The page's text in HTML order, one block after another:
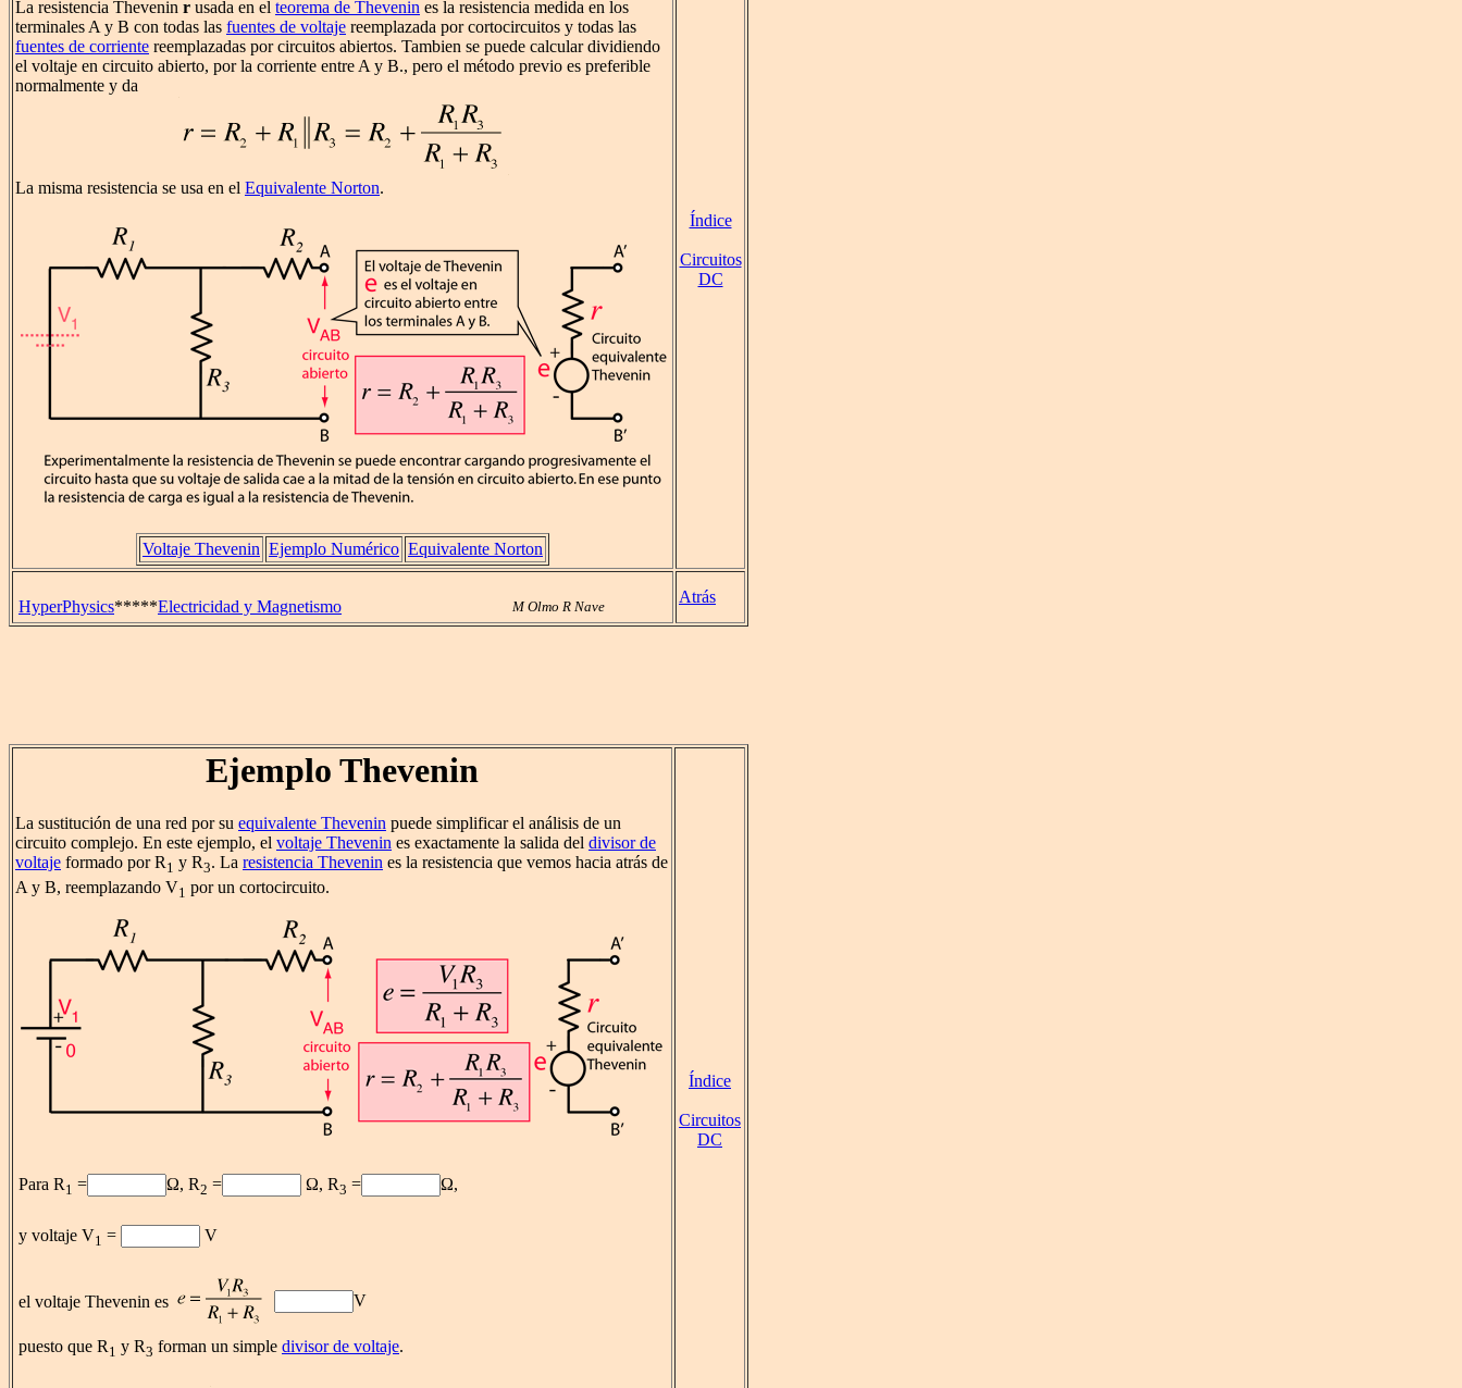
La resistencia Thevenin r usada en el teorema de Thevenin es la resistencia medida en los
terminales A y B con todas las fuentes de voltaje reemplazada por cortocircuitos y todas las
fuentes de corriente reemplazadas por circuitos abiertos. Tambien se puede calcular dividiendo
el voltaje en circuito abierto, por la corriente entre A y B., pero el método previo es preferible
normalmente y da
La misma resistencia se usa en el Equivalente Norton.
Voltaje Thevenin Ejemplo Numérico Equivalente Norton
Índice
Circuitos
DC
HyperPhysics*****Electricidad y Magnetismo M Olmo R Nave
Atrás
Ejemplo Thevenin
La sustitución de una red por su equivalente Thevenin puede simplificar el análisis de un
circuito complejo. En este ejemplo, el voltaje Thevenin es exactamente la salida del divisor de
voltaje formado por R1 y R3. La resistencia Thevenin es la resistencia que vemos hacia atrás de
A y B, reemplazando V1 por un cortocircuito.
Para R 1 = Ω, R2 = Ω, R3 = Ω,
y voltaje V1 = V
el voltaje Thevenin es V
puesto que R 1 y R3 forman un simple divisor de voltaje.
Índice
Circuitos
DC